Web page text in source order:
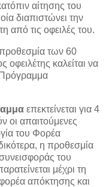
αίτησης του
διαπιστώνει την
από τις οφειλές του.
προθεσμία των 60
καλείται να
Πρόγραμμα
επεκτείνεται για 4
οι απαιτούμενες
του Φορέα
η προθεσμία
του
μέχρι τη
απόκτησης και